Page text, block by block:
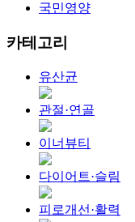
국민영양
카테고리
유산균
관절·연골
이너뷰티
다이어트·슬림
피로개선·활력